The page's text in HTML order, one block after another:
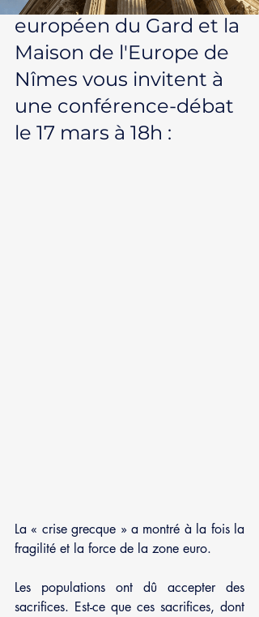
européen du Gard et la
Maison de l'Europe de
Nîmes vous invitent à
une conférence-débat
le 17 mars à 18h :
La « crise grecque » a montré à la fois la
fragilité et la force de la zone euro.
Les populations ont dû accepter des
sacrifices. Est-ce que ces sacrifices, dont